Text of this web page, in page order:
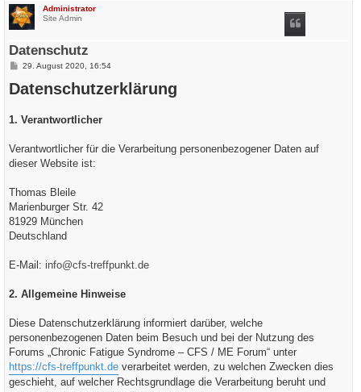
Administrator
Site Admin
Datenschutz
B
i
t
g
29. August 2020, 16:54
Datenschutzerklärung
1. Verantwortlicher
Verantwortlicher für die Verarbeitung personenbezogener Daten auf
dieser Website ist:
Thomas Bleile
Marienburger Str. 42
81929 München
Deutschland
E-Mail: info@cfs-treffpunkt.de
2. Allgemeine Hinweise
Diese Datenschutzerklärung informiert darüber, welche
personenbezogenen Daten beim Besuch und bei der Nutzung des
Forums „Chronic Fatigue Syndrome – CFS / ME Forum“ unter
https://cfs-treffpunkt.de verarbeitet werden, zu welchen Zwecken dies
geschieht, auf welcher Rechtsgrundlage die Verarbeitung beruht und